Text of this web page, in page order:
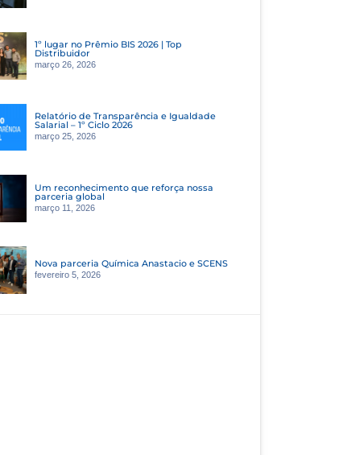
1º lugar no Prêmio BIS 2026 | Top
Distribuidor
março 26, 2026
Relatório de Transparência e Igualdade
Salarial – 1º Ciclo 2026
março 25, 2026
Um reconhecimento que reforça nossa
parceria global
março 11, 2026
Nova parceria Química Anastacio e SCENS
fevereiro 5, 2026